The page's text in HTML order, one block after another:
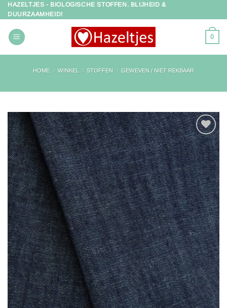
Ga
naar
inhoud
HAZELTJES - BIOLOGISCHE STOFFEN. BLIJHEID &
DUURZAAMHEID!
0
HOME / WINKEL / STOFFEN / GEWEVEN / NIET REKBAAR
Toevoegen
aan
verlanglijst